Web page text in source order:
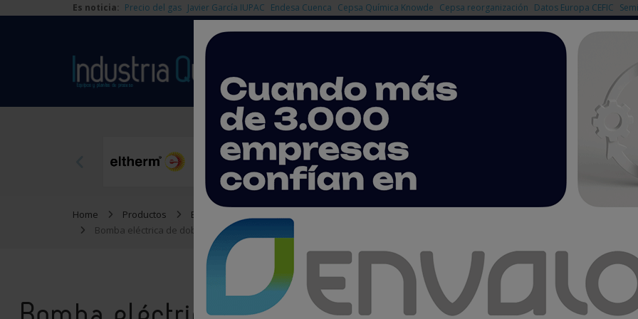
Es noticia: Precio del gas Javier García IUPAC Endesa Cuenca Cepsa Química Knowde Cepsa reorganización Datos Europa CEFIC
Home Productos
Equipos de proceso
Bomba eléctrica de doble diafragma: mejora de la eficiencia energética para el manejo de fluidos corrosivos